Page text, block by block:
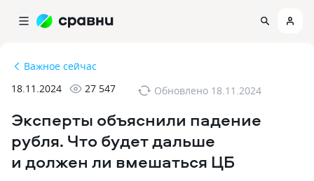
Важное сейчас
18.11.2024
27 547 Обновлено 18.11.2024
Эксперты объяснили падение
рубля. Что будет дальше
и должен ли вмешаться ЦБ